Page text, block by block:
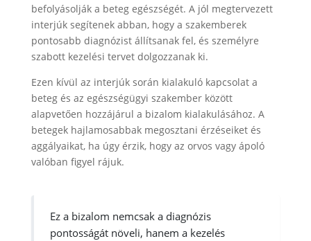
befolyásolják a beteg egészségét. A jól megtervezett
interjúk segítenek abban, hogy a szakemberek
pontosabb diagnózist állítsanak fel, és személyre
szabott kezelési tervet dolgozzanak ki.
Ezen kívül az interjúk során kialakuló kapcsolat a
beteg és az egészségügyi szakember között
alapvetően hozzájárul a bizalom kialakulásához. A
betegek hajlamosabbak megosztani érzéseiket és
aggályaikat, ha úgy érzik, hogy az orvos vagy ápoló
valóban figyel rájuk.
Ez a bizalom nemcsak a diagnózis
pontosságát növeli, hanem a kezelés